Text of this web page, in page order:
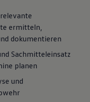
ermitteln,
dokumentieren
Sachmitteleinsatz
planen
und